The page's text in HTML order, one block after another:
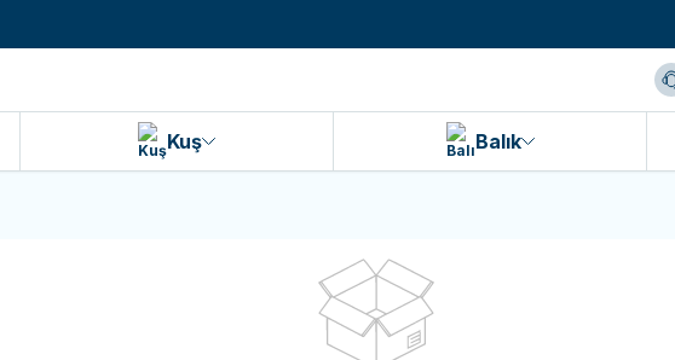
Kuş Balık